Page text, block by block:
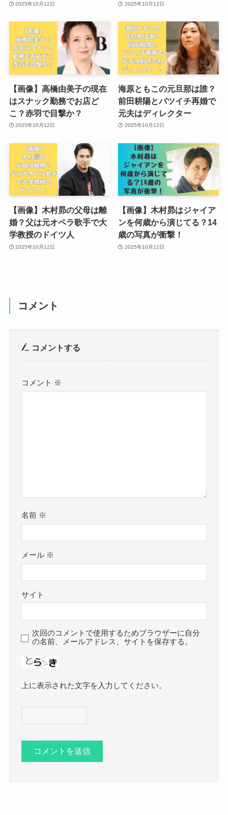
2025年10月12日 2025年10月12日
【画像】高橋由美子の現在
はスナック勤務でお店ど
こ？赤羽で目撃か？
2025年10月12日
海原ともこの元旦那は誰？
前田耕陽とバツイチ再婚で
元夫はディレクター
2025年10月12日
【画像】木村昴の父母は離
婚？父は元オペラ歌手で大
学教授のドイツ人
2025年10月12日
【画像】木村昴はジャイア
ンを何歳から演じてる？14
歳の写真が衝撃！
2025年10月12日
コメント
コメントする
コメント ※
名前 ※
メール ※
サイト
次回のコメントで使用するためブラウザーに自分
の名前、メールアドレス、サイトを保存する。
上に表示された文字を入力してください。